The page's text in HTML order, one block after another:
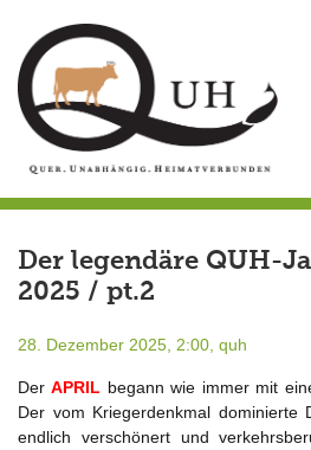
content
Der legendäre QUH-
2025 / pt.2
28. Dezember 2025, 2:00, quh
DerAPRIL begann wie immer mit
Der vom Kriegerdenkmal dominierte
endlich verschönert und